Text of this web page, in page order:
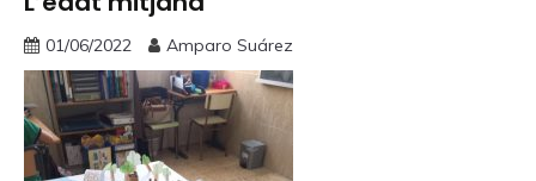
01/06/2022 Amparo Suárez